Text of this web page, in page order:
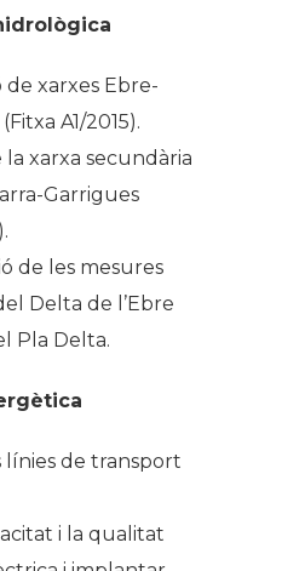
xarxes Ebre-
A1/2015).
la xarxa secundària
Garrigues
de les mesures
Delta de l’Ebre
Pla Delta.
línies de transport
i la qualitat